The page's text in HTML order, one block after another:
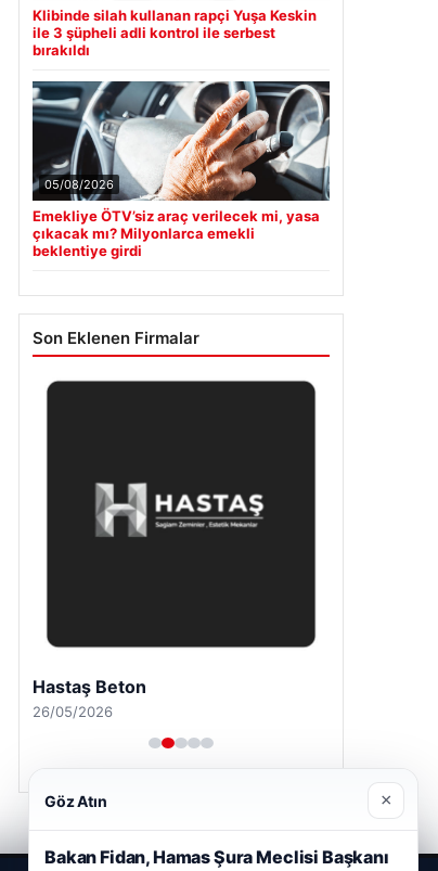
06/08/2026
Klibinde silah kullanan rapçi Yuşa Keskin
ile 3 şüpheli adli kontrol ile serbest
05/08/2026
Emekliye ÖTV’siz araç verilecek mi, yasa
çıkacak mı? Milyonlarca emekli
Son Eklenen Firmalar
Hastaş Beton
Göz Atın ×
Bakan Fidan, Hamas Şura Meclisi Başkanı